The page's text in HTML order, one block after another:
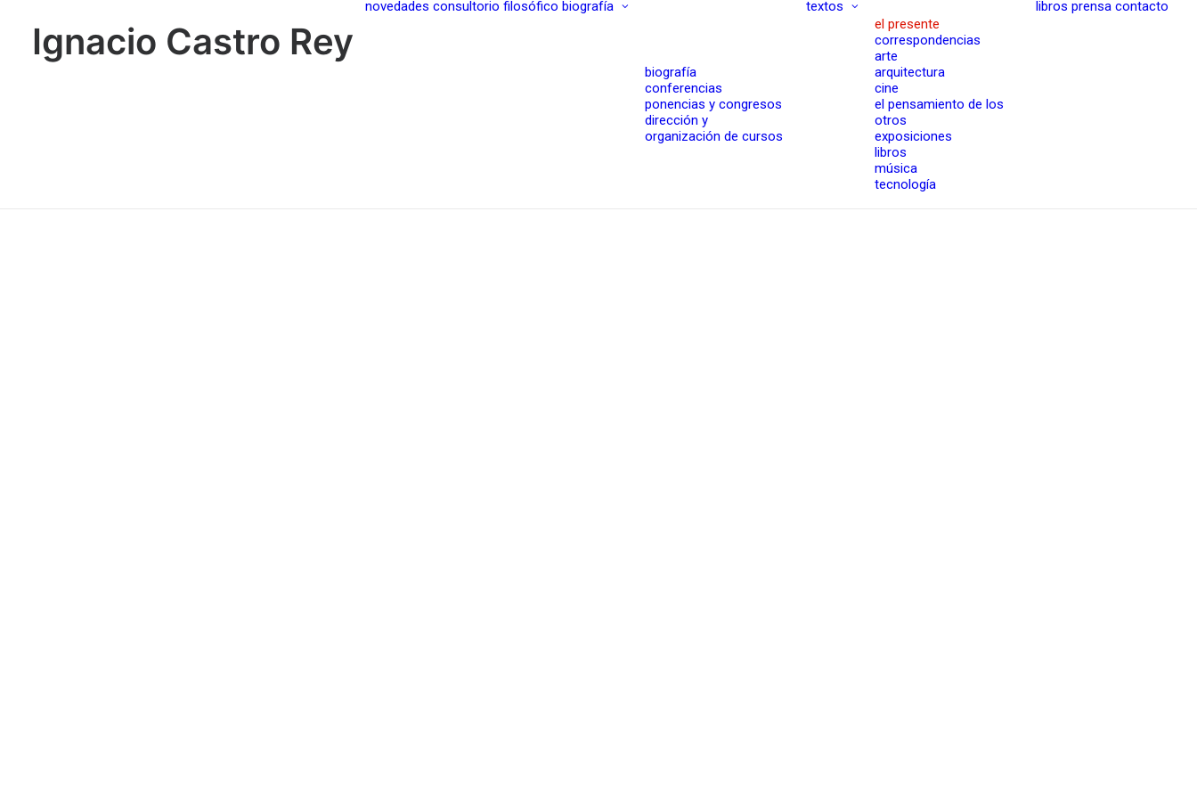
Ignacio Castro Rey
novedades consultorio filosófico biografía
biografía
conferencias
ponencias y congresos
dirección y
organización de cursos
textos
el presente
correspondencias
arte
arquitectura
cine
el pensamiento de los
otros
exposiciones
libros
música
tecnología
libros prensa contacto